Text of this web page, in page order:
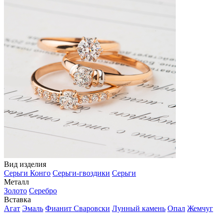
Вид изделия
Серьги Конго Серьги-гвоздики Серьги
Металл
Золото Серебро
Вставка
Агат Эмаль Фианит Сваровски Лунный камень Опал Жемчуг